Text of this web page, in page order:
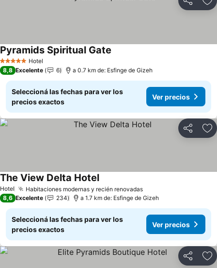
Compartir
5 Estrellas Hotel
Pyramids Spiritual Gate
8,8 Excelente 6 a 0.7 km de: Esfinge de Gizeh
Seleccioná las fechas para ver los
precios exactos
Ver precios
Compartir
Hotel Habitaciones modernas y recién renovadasVer precios
The View Delta HotelVer precios
8,6 Excelente 234 a 1.7 km de: Esfinge de Gizeh
Seleccioná las fechas para ver los
precios exactos
Ver precios
Compartir